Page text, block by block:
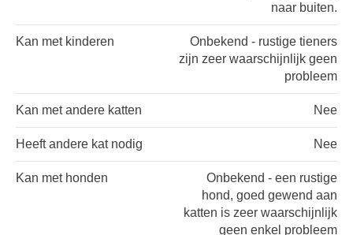
naar buiten.
Kan met kinderen
Onbekend - rustige tieners
zijn zeer waarschijnlijk geen
probleem
Kan met andere katten Nee
Heeft andere kat nodig Nee
Kan met honden
Onbekend - een rustige
hond, goed gewend aan
katten is zeer waarschijnlijk
geen enkel probleem